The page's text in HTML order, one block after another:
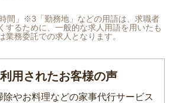
間」※3「勤務地」などの用語は、求職者
するために、一般的な求人用語を用いたも
業務委託での求人となります。
用されたお客様の声
やお料理などの家事代行サービス